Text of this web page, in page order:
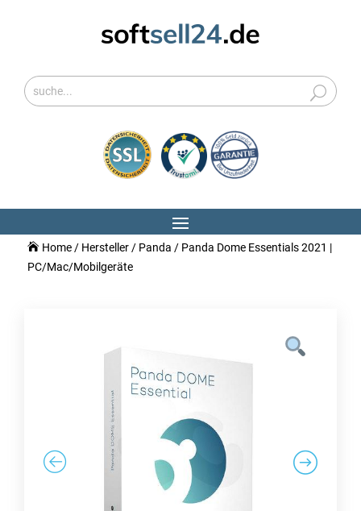
Home/ Hersteller/ Panda / Panda Dome Essentials 2021 |
PC/Mac/Mobilgeräte